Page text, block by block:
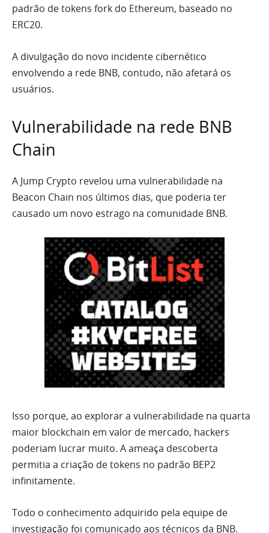
padrão de tokens fork do Ethereum, baseado no
ERC20.
A divulgação do novo incidente cibernético
envolvendo a rede BNB, contudo, não afetará os
usuários.
Vulnerabilidade na rede BNB
Chain
A Jump Crypto revelou uma vulnerabilidade na
Beacon Chain nos últimos dias, que poderia ter
causado um novo estrago na comunidade BNB.
Isso porque, ao explorar a vulnerabilidade na quarta
maior blockchain em valor de mercado, hackers
poderiam lucrar muito. A ameaça descoberta
permitia a criação de tokens no padrão BEP2
infinitamente.
Todo o conhecimento adquirido pela equipe de
investigação foi comunicado aos técnicos da BNB.